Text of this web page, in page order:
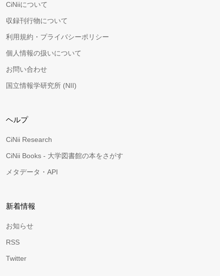
CiNiiについて
収録刊行物について
利用規約・プライバシーポリシー
個人情報の扱いについて
お問い合わせ
国立情報学研究所 (NII)
ヘルプ
CiNii Research
CiNii Books - 大学図書館の本をさがす
メタデータ・API
新着情報
お知らせ
RSS
Twitter